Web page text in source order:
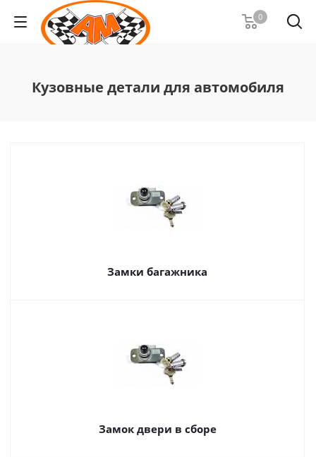
0
Кузовные детали для автомобиля
Замки багажника
Замок двери в сборе